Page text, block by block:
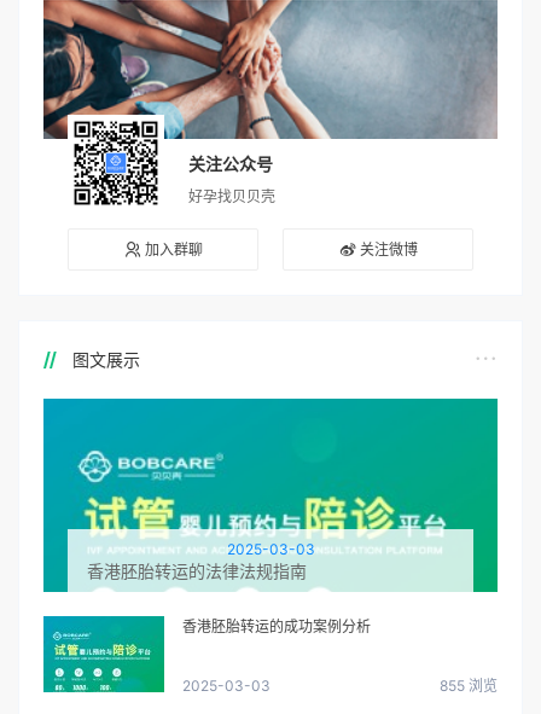
关注公众号
好孕找贝贝壳
加入群聊 关注微博
图文展示
2025-03-03
香港胚胎转运的法律法规指南
香港胚胎转运的成功案例分析
2025-03-03 855 浏览